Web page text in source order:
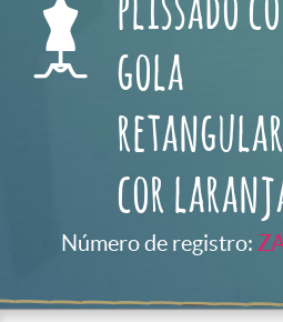
plissado
gola
cor
Número de registro: